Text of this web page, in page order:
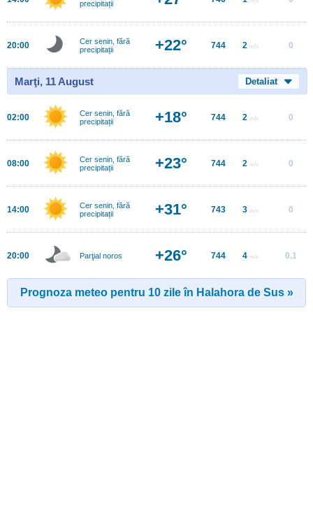
precipitații
20:00
Cer senin, fără
precipitații
+22° 744 2 m/s 0
Marţi, 11 August Detaliat
02:00
Cer senin, fără
precipitații
+18° 744 2 m/s 0
08:00
Cer senin, fără
precipitații
+23° 744 2 m/s 0
14:00
Cer senin, fără
precipitații
+31° 743 3 m/s 0
20:00 Parţial noros +26° 744 4 m/s 0.1
Prognoza meteo pentru 10 zile în Halahora de Sus »